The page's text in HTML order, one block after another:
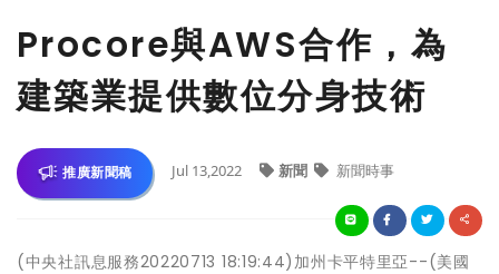
Procore與AWS合作，為
建築業提供數位分身技術
推廣新聞稿 Jul 13,2022 新聞 新聞時事
(中央社訊息服務20220713 18:19:44)加州卡平特里亞--(美國